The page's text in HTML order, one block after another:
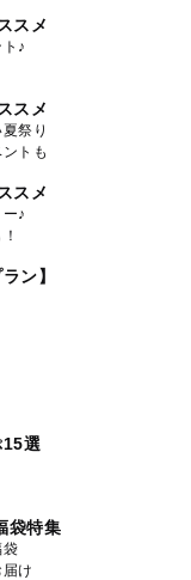
スメ
♪
スメ
祭り
トも
スメ
♪
ン】
15選
袋特集
袋
け